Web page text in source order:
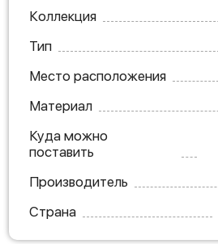
Коллекция
Тип
Место расположения
Материал
Куда можно
поставить
Производитель
Страна